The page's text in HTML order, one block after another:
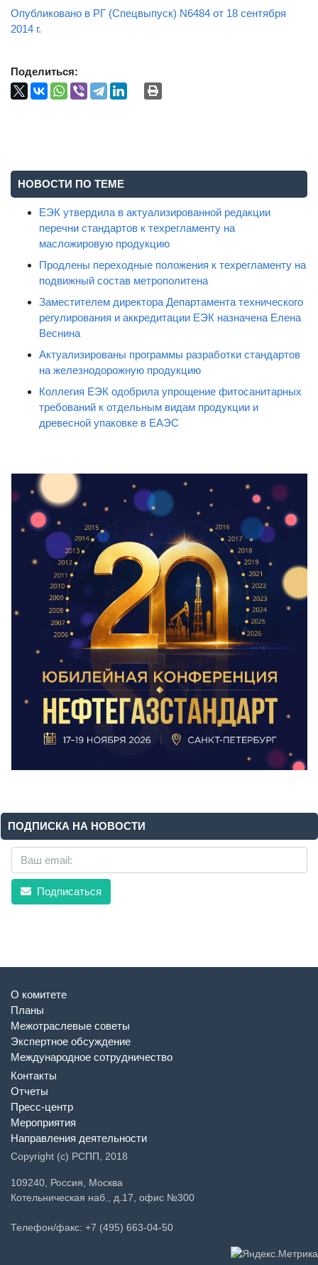
Опубликовано в РГ (Спецвыпуск) N6484 от 18 сентября
2014 г.
Поделиться:
НОВОСТИ ПО ТЕМЕ
ЕЭК утвердила в актуализированной редакции
перечни стандартов к техрегламенту на
масложировую продукцию
Продлены переходные положения к техрегламенту на
подвижный состав метрополитена
Заместителем директора Департамента технического
регулирования и аккредитации ЕЭК назначена Елена
Веснина
Актуализированы программы разработки стандартов
на железнодорожную продукцию
Коллегия ЕЭК одобрила упрощение фитосанитарных
требований к отдельным видам продукции и
древесной упаковке в ЕАЭС
ПОДПИСКА НА НОВОСТИ
Подписаться
О комитете
Планы
Межотраслевые советы
Экспертное обсуждение
Международное сотрудничество
Контакты
Отчеты
Пресс-центр
Мероприятия
Направления деятельности
Copyright (c) РСПП, 2018
109240, Россия, Москва
Котельническая наб., д.17, офис №300
Телефон/факс: +7 (495) 663-04-50